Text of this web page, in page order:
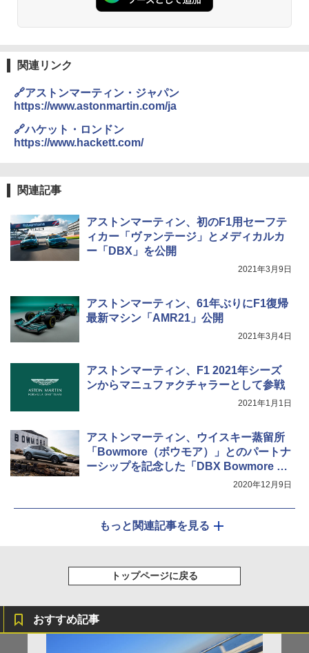
関連リンク
🔗アストンマーティン・ジャパン
https://www.astonmartin.com/ja
🔗ハケット・ロンドン
https://www.hackett.com/
関連記事
アストンマーティン、初のF1用セーフテ
ィカー「ヴァンテージ」とメディカルカ
ー「DBX」を公開
2021年3月9日
アストンマーティン、61年ぶりにF1復帰
最新マシン「AMR21」公開
2021年3月4日
アストンマーティン、F1 2021年シーズ
ンからマニュファクチャラーとして参戦
2021年1月1日
アストンマーティン、ウイスキー蒸留所
「Bowmore（ボウモア）」とのパートナ
ーシップを記念した「DBX Bowmore エ
2020年12月9日
もっと関連記事を見る
トップページに戻る
おすすめ記事